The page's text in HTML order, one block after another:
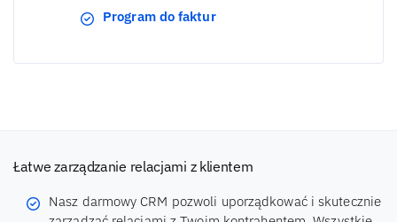
Program do faktur
Łatwe zarządzanie relacjami z klientem
Nasz darmowy CRM pozwoli uporządkować i skutecznie